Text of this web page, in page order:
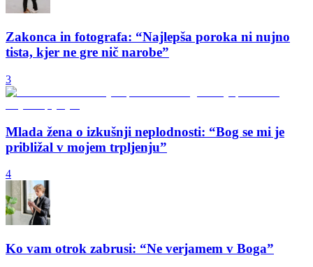
Zakonca in fotografa: “Najlepša poroka ni nujno
tista, kjer ne gre nič narobe”
3
Mlada žena o izkušnji neplodnosti: “Bog se mi je
približal v mojem trpljenju”
4
Ko vam otrok zabrusi: “Ne verjamem v Boga”